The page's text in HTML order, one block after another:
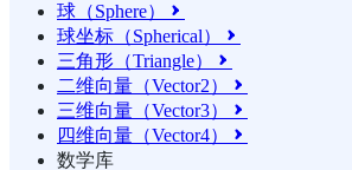
球（Sphere） 
球坐标（Spherical） 
三角形（Triangle） 
二维向量（Vector2） 
三维向量（Vector3） 
四维向量（Vector4） 
数学库